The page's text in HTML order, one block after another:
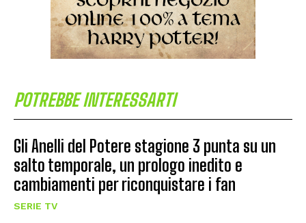
POTREBBE INTERESSARTI
Gli Anelli del Potere stagione 3 punta su un
salto temporale, un prologo inedito e
cambiamenti per riconquistare i fan
SERIE TV